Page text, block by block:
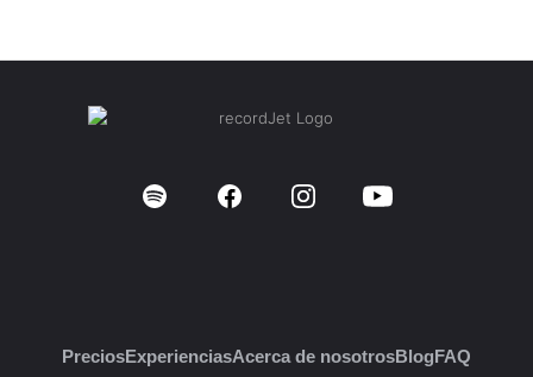
PreciosExperienciasAcerca de nosotrosBlogFAQ